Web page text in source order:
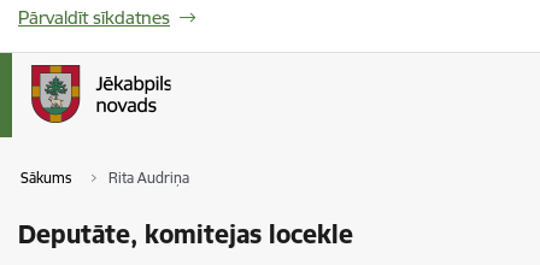
Pārvaldīt sīkdatnes
Sākums Rita Audriņa
Deputāte, komitejas locekle